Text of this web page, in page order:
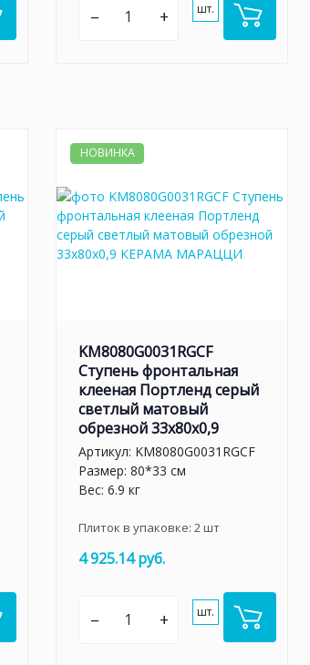
– + шт.
НОВИНКА
KM8080G0031RGCF
Ступень фронтальная
клееная Портленд серый
светлый матовый
обрезной 33x80x0,9
Артикул: KM8080G0031RGCF
Размер: 80*33 см
Вес: 6.9 кг
Плиток в упаковке: 2 шт
4 925.14 руб.
– + шт.